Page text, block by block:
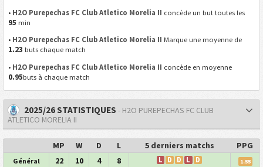
• H2O Purepechas FC Club Atletico Morelia II concède un but toutes les
95 min
• H2O Purepechas FC Club Atletico Morelia II Marque une moyenne de
1.23 buts chaque match
• H2O Purepechas FC Club Atletico Morelia II concède en moyenne
0.95buts à chaque match
2025/26 STATISTIQUES - H2O PUREPECHAS FC CLUB
ATLETICO MORELIA II
MP W D L 5 derniers matchs PPG
Général 22 10 4 8 L D D L D 1.55